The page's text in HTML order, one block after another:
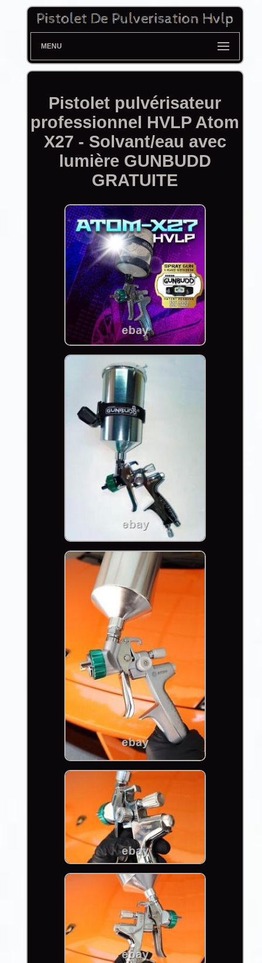
MENU
Pistolet pulvérisateur
professionnel HVLP Atom
X27 - Solvant/eau avec
lumière GUNBUDD
GRATUITE